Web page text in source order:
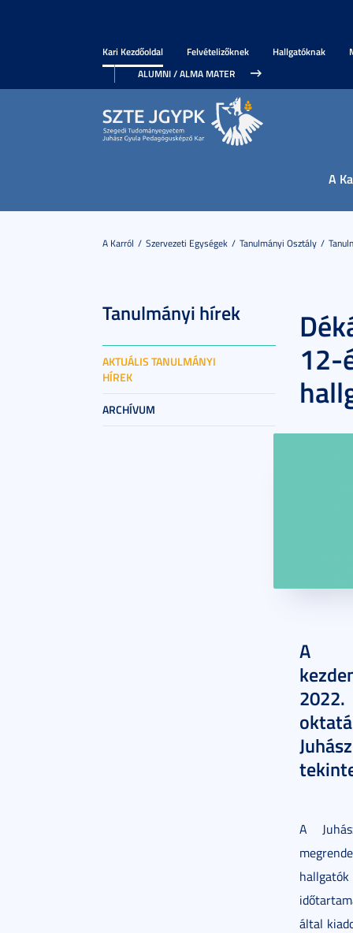
Kari Kezdőoldal Felvételizőknek Hallgatóknak
ALUMNI / ALMA MATER
A
A Karról Szervezeti Egységek Tanulmányi Osztály
Tanulmányi hírek
AKTUÁLIS TANULMÁNYI
HÍREK
ARCHÍVUM
12-
A
A
által